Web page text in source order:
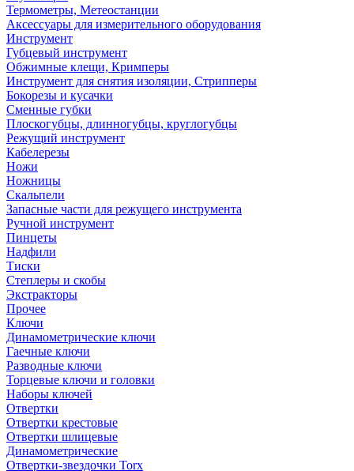
Термометры, Метеостанции
Аксессуары для измерительного оборудования
Инструмент
Губцевый инструмент
Обжимные клещи, Кримперы
Инструмент для снятия изоляции, Стрипперы
Бокорезы и кусачки
Сменные губки
Плоскогубцы, длинногубцы, круглогубцы
Режущий инструмент
Кабелерезы
Ножи
Ножницы
Скальпели
Запасные части для режущего инструмента
Ручной инструмент
Пинцеты
Надфили
Тиски
Степлеры и скобы
Экстракторы
Прочее
Ключи
Динамометрические ключи
Гаечные ключи
Разводные ключи
Торцевые ключи и головки
Наборы ключей
Отвертки
Отвертки крестовые
Отвертки шлицевые
Динамометрические
Отвертки-звездочки Torx